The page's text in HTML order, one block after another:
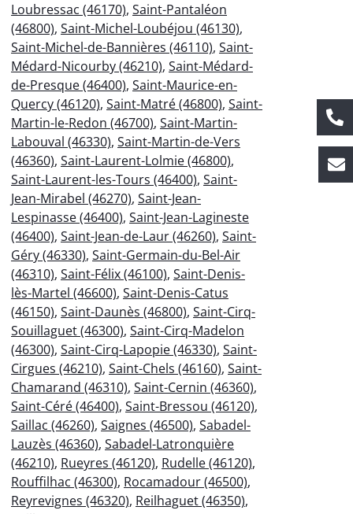
Loubressac (46170), Saint-Pantaléon
(46800), Saint-Michel-Loubéjou (46130),
Saint-Michel-de-Bannières (46110), Saint-
Médard-Nicourby (46210), Saint-Médard-
de-Presque (46400), Saint-Maurice-en-
Quercy (46120), Saint-Matré (46800), Saint-
Martin-le-Redon (46700), Saint-Martin-
Labouval (46330), Saint-Martin-de-Vers
(46360), Saint-Laurent-Lolmie (46800),
Saint-Laurent-les-Tours (46400), Saint-
Jean-Mirabel (46270), Saint-Jean-
Lespinasse (46400), Saint-Jean-Lagineste
(46400), Saint-Jean-de-Laur (46260), Saint-
Géry (46330), Saint-Germain-du-Bel-Air
(46310), Saint-Félix (46100), Saint-Denis-
lès-Martel (46600), Saint-Denis-Catus
(46150), Saint-Daunès (46800), Saint-Cirq-
Souillaguet (46300), Saint-Cirq-Madelon
(46300), Saint-Cirq-Lapopie (46330), Saint-
Cirgues (46210), Saint-Chels (46160), Saint-
Chamarand (46310), Saint-Cernin (46360),
Saint-Céré (46400), Saint-Bressou (46120),
Saillac (46260), Saignes (46500), Sabadel-
Lauzès (46360), Sabadel-Latronquière
(46210), Rueyres (46120), Rudelle (46120),
Rouffilhac (46300), Rocamadour (46500),
Reyrevignes (46320), Reilhaguet (46350),